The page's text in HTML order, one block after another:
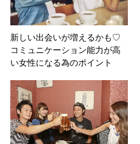
新しい出会いが増えるかも♡
コミュニケーション能力が高
い女性になる為のポイント